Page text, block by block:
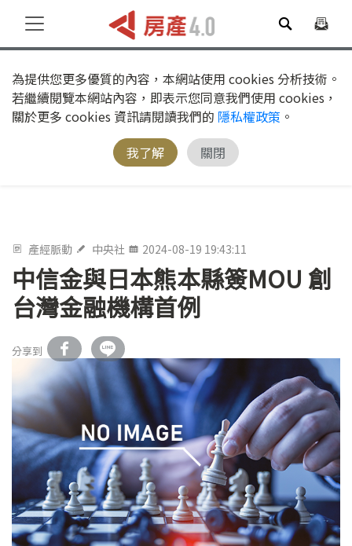
為提供您更多優質的內容，本網站使用 cookies 分析技術。
若繼續閱覽本網站內容，即表示您同意我們使用 cookies，
關於更多 cookies 資訊請閱讀我們的 隱私權政策 。
我了解
關閉
產經脈動 中央社 2024-08-19 19:43:11
中信金與日本熊本縣簽MOU 創
台灣金融機構首例
分享到